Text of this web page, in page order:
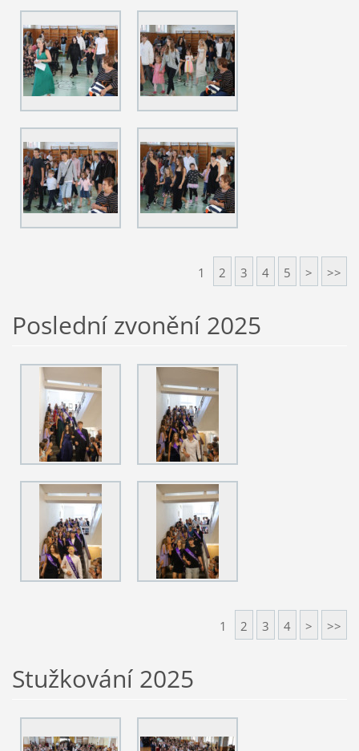
1 2 3 4 5 > >>
Poslední zvonění 2025
1 2 3 4 > >>
Stužkování 2025